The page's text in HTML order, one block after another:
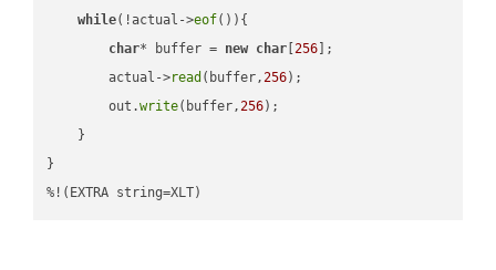
while(!actual->eof()){
char* buffer = new char [256 ];
        actual->
read (buffer,256);
        out.
write(buffer,256);
    }
}
%!(EXTRA string=XLT)